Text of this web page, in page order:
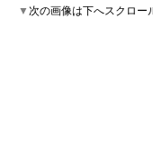
▼次の画像は下へスクロー